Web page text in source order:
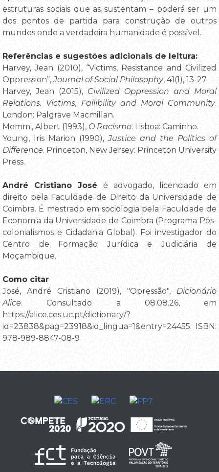
estruturas sociais que as sustentam – poderá ser um
dos pontos de partida para construção de outros
mundos onde a verdadeira humanidade é possível.
Referências e sugestões adicionais de leitura:
Harvey, Jean (2010), “Victims, Resistance and Civilized
Oppression”,Journal of Social Philosophy, 41(1), 13-27.
Harvey, Jean (2015), Civilized Oppression and Moral
Relations. Victims, Fallibility and Moral Community.
London: Palgrave Macmillan.
Memmi, Albert (1993), O Racismo. Lisboa: Caminho.
Young, Iris Marion (1990),Justice and the Politics of
Difference. Princeton, New Jersey: Princeton University
Press.
André Cristiano José é advogado, licenciado em
direito pela Faculdade de Direito da Universidade de
Coimbra. É mestrado em sociologia pela Faculdade de
Economia da Universidade de Coimbra (Programa Pós-
colonialismos e Cidadania Global). Foi investigador do
Centro de Formação Jurídica e Judiciária de
Moçambique.
Como citar
José, André Cristiano (2019), "Opressão", Dicionário
Alice. Consultado a 08.08.26, em
https://alice.ces.uc.pt/dictionary/?
id=23838&pag=23918&id_lingua=1&entry=24455. ISBN:
978-989-8847-08-9